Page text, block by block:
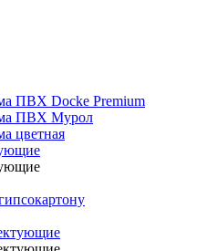
ПВХ Docke Premium
ПВХ Мурол
цветная